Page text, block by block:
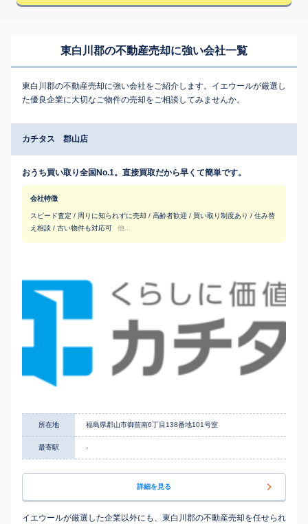
東白川郡の不動産売却に強い会社一覧
東白川郡の不動産売却に強い会社をご紹介します。イエウールが厳選し
た優良企業に大切なご物件の売却をご相談してみませんか。
カチタス 郡山店
おうち買い取り全国No.1。直接買取だから早くて簡単です。
会社特徴
スピード査定 / 周りに知られずに売却 / 高齢者歓迎 / 買い取り制度あり / 住み替
え相談 / 古い物件も対応可
他...
所在地 福島県郡山市御前南6丁目138番地101号室
最寄駅 -
詳細を見る
イエウールが厳選した企業以外にも、東白川郡の不動産売却を任せられ